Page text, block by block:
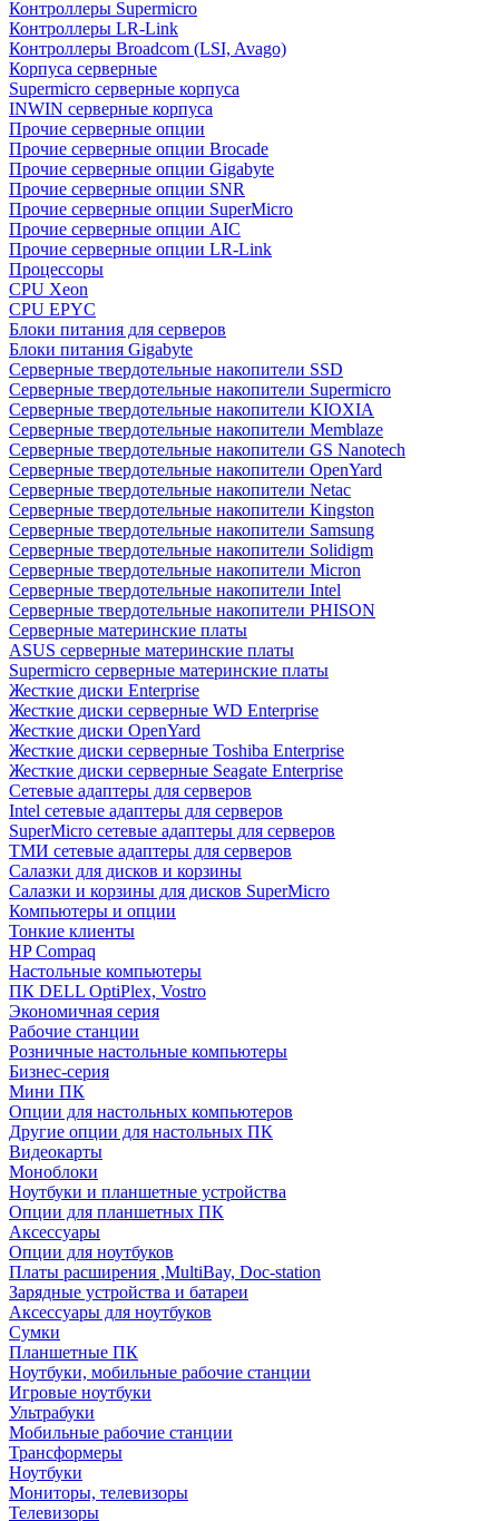
Контроллеры Supermicro
Контроллеры LR-Link
Контроллеры Broadcom (LSI, Avago)
Корпуса серверные
Supermicro серверные корпуса
INWIN серверные корпуса
Прочие серверные опции
Прочие серверные опции Brocade
Прочие серверные опции Gigabyte
Прочие серверные опции SNR
Прочие серверные опции SuperMicro
Прочие серверные опции AIC
Прочие серверные опции LR-Link
Процессоры
CPU Xeon
CPU EPYC
Блоки питания для серверов
Блоки питания Gigabyte
Серверные твердотельные накопители SSD
Cерверные твердотельные накопители Supermicro
Cерверные твердотельные накопители KIOXIA
Cерверные твердотельные накопители Memblaze
Cерверные твердотельные накопители GS Nanotech
Серверные твердотельные накопители OpenYard
Серверные твердотельные накопители Netac
Cерверные твердотельные накопители Kingston
Cерверные твердотельные накопители Samsung
Cерверные твердотельные накопители Solidigm
Cерверные твердотельные накопители Micron
Cерверные твердотельные накопители Intel
Cерверные твердотельные накопители PHISON
Серверные материнские платы
ASUS серверные материнские платы
Supermicro серверные материнские платы
Жесткие диски Enterprise
Жесткие диски серверные WD Enterprise
Жесткие диски OpenYard
Жесткие диски серверные Toshiba Enterprise
Жесткие диски серверные Seagate Enterprise
Сетевые адаптеры для серверов
Intel сетевые адаптеры для серверов
SuperMicro сетевые адаптеры для серверов
ТМИ сетевые адаптеры для серверов
Салазки для дисков и корзины
Салазки и корзины для дисков SuperMicro
Компьютеры и опции
Тонкие клиенты
HP Compaq
Настольные компьютеры
ПК DELL OptiPlex, Vostro
Экономичная серия
Рабочие станции
Розничные настольные компьютеры
Бизнес-серия
Мини ПК
Опции для настольных компьютеров
Другие опции для настольных ПК
Видеокарты
Моноблоки
Ноутбуки и планшетные устройства
Опции для планшетных ПК
Аксессуары
Опции для ноутбуков
Платы расширения ,MultiBay, Doc-station
Зарядные устройства и батареи
Аксессуары для ноутбуков
Сумки
Планшетные ПК
Ноутбуки, мобильные рабочие станции
Игровые ноутбуки
Ультрабуки
Мобильные рабочие станции
Трансформеры
Ноутбуки
Мониторы, телевизоры
Телевизоры